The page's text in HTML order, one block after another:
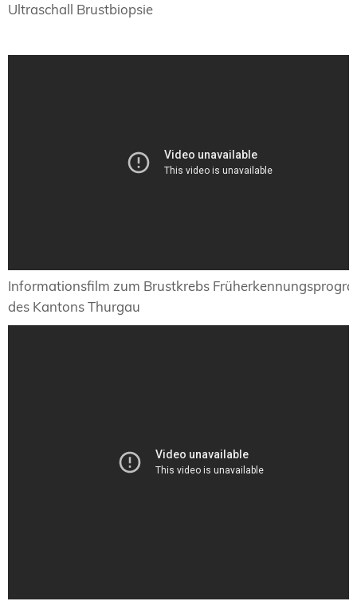
Ultraschall Brustbiopsie
Informationsfilm zum Brustkrebs
des Kantons Thurgau